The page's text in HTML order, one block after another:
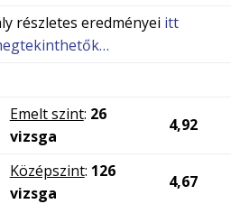
részletes eredményei itt
Emelt szint: 26
vizsga
4,92
Középszint: 126
vizsga
4,67